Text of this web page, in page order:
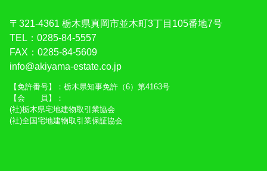
〒321-4361 栃木県真岡市並木町3丁目105番地7号
TEL：0285-84-5557
FAX：0285-84-5609
info@akiyama-estate.co.jp
【免許番号】：栃木県知事免許（6）第4163号
【会 員】：
(社)栃木県宅地建物取引業協会
(社)全国宅地建物取引業保証協会